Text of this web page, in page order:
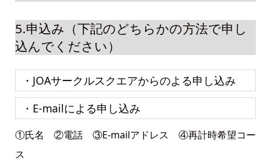
5.申込み（下記のどちらかの方法で申し
込んでください）
・JOAサークルスクエアからのよる申し込み
・E-mailによる申し込み
①氏名 ②電話 ③E-mailアドレス ④再計時希望コー
ス